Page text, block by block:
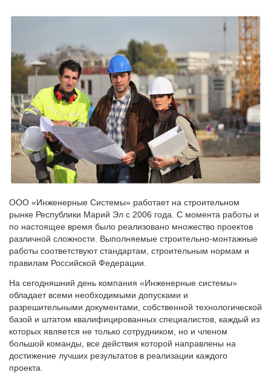
ООО «Инженерные Системы» работает на строительном
рынке Республики Марий Эл с 2006 года. С момента работы и
по настоящее время было реализовано множество проектов
различной сложности. Выполняемые строительно-монтажные
работы соответствуют стандартам, строительным нормам и
правилам Российской Федерации.
На сегодняшний день компания «Инженерные системы»
обладает всеми необходимыми допусками и
разрешительными документами, собственной технологической
базой и штатом квалифицированных специалистов, каждый из
которых является не только сотрудником, но и членом
большой команды, все действия которой направлены на
достижение лучших результатов в реализации каждого
проекта.